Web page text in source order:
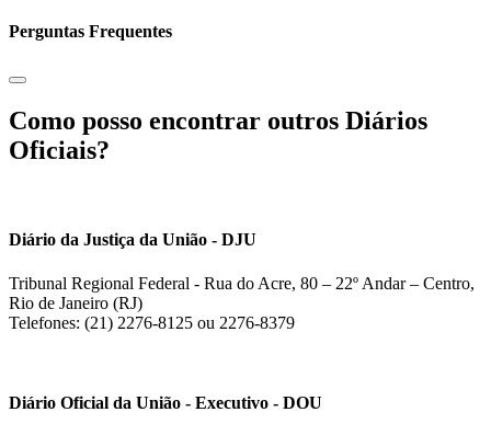
Perguntas Frequentes
Como posso encontrar outros Diários
Oficiais?
Diário da Justiça da União - DJU
Tribunal Regional Federal - Rua do Acre, 80 – 22º Andar – Centro,
Rio de Janeiro (RJ)
Telefones: (21) 2276-8125 ou 2276-8379
Diário Oficial da União - Executivo - DOU